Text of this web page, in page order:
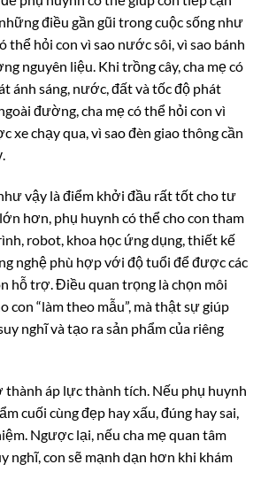
điều gần gũi trong cuộc sống như
thể hỏi con vì sao nước sôi, vì sao bánh
nguyên liệu. Khi trồng cây, cha mẹ có
ánh sáng, nước, đất và tốc độ phát
đường, cha mẹ có thể hỏi con vì
xe chạy qua, vì sao đèn giao thông cần
vậy là điểm khởi đầu rất tốt cho tư
hơn, phụ huynh có thể cho con tham
robot, khoa học ứng dụng, thiết kế
nghệ phù hợp với độ tuổi để được các
hỗ trợ. Điều quan trọng là chọn môi
con “làm theo mẫu”, mà thật sự giúp
nghĩ và tạo ra sản phẩm của riêng
thành áp lực thành tích. Nếu phụ huynh
cuối cùng đẹp hay xấu, đúng hay sai,
Ngược lại, nếu cha mẹ quan tâm
nghĩ, con sẽ mạnh dạn hơn khi khám